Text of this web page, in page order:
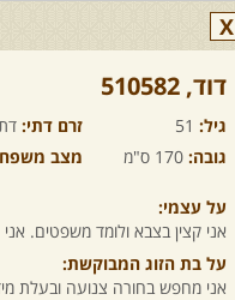
X
דוד,‏ 510582
גיל: 51 זרם דתי:
גובה: 170 ס"מ מצב
על עצמי:
אני קצין בצבא ולומד משפטים.
על בת הזוג המבוקשת:
אני מחפש בחורה צנועה ובעלת